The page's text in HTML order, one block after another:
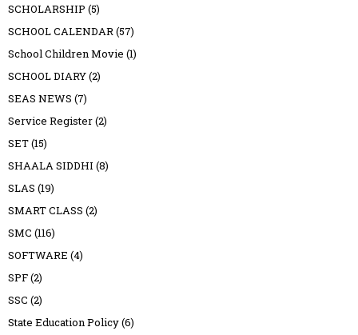
SCHOLARSHIP (5)
SCHOOL CALENDAR(57)
School Children Movie (1)
SCHOOL DIARY(2)
SEAS NEWS (7)
Service Register(2)
SET(15)
SHAALA SIDDHI (8)
SLAS (19)
SMART CLASS (2)
SMC (116)
SOFTWARE (4)
SPF(2)
SSC (2)
State Education Policy(6)